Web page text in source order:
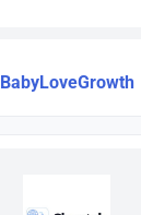
BabyLoveGrowth